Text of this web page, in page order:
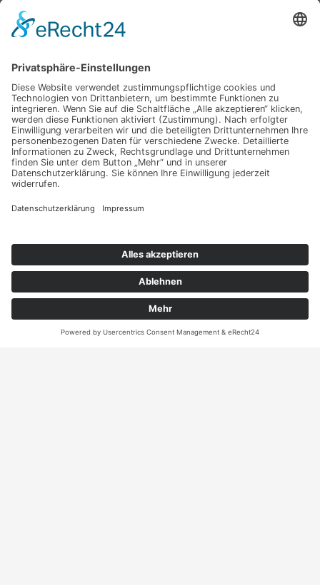
ANRUFEN KARTE
Haben Sie weitere Fragen an uns?
Nehmen Sie mit uns
sie Ihr persönliches
Angebot
Kontakt